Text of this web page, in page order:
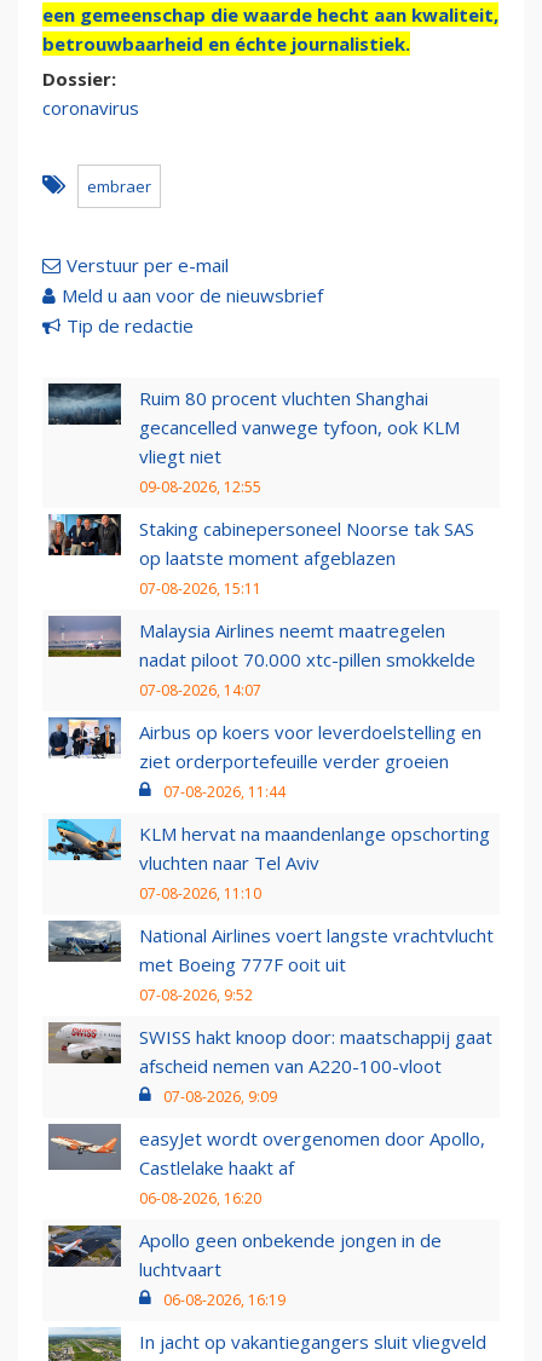
een gemeenschap die waarde hecht aan kwaliteit,
betrouwbaarheid en échte journalistiek.
Dossier:
coronavirus
embraer
Verstuur per e-mail
Meld u aan voor de nieuwsbrief
Tip de redactie
Ruim 80 procent vluchten Shanghai
gecancelled vanwege tyfoon, ook KLM
vliegt niet
09-08-2026, 12:55
Staking cabinepersoneel Noorse tak SAS
op laatste moment afgeblazen
07-08-2026, 15:11
Malaysia Airlines neemt maatregelen
nadat piloot 70.000 xtc-pillen smokkelde
07-08-2026, 14:07
Airbus op koers voor leverdoelstelling en
ziet orderportefeuille verder groeien
07-08-2026, 11:44
KLM hervat na maandenlange opschorting
vluchten naar Tel Aviv
07-08-2026, 11:10
National Airlines voert langste vrachtvlucht
met Boeing 777F ooit uit
07-08-2026, 9:52
SWISS hakt knoop door: maatschappij gaat
afscheid nemen van A220-100-vloot
07-08-2026, 9:09
easyJet wordt overgenomen door Apollo,
Castlelake haakt af
06-08-2026, 16:20
Apollo geen onbekende jongen in de
luchtvaart
06-08-2026, 16:19
In jacht op vakantiegangers sluit vliegveld